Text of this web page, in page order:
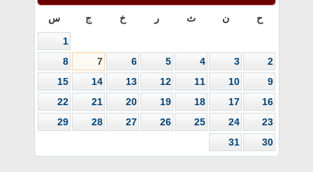
ح ن ث ر خ ج س
1
2
3
4
5
6
7
8
9
10
11
12
13
14
15
16
17
18
19
20
21
22
23
24
25
26
27
28
29
30
31